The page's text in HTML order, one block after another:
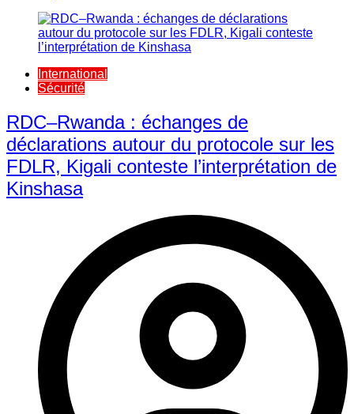
International
Sécurité
RDC–Rwanda : échanges de
déclarations autour du protocole sur les
FDLR, Kigali conteste l’interprétation de
Kinshasa